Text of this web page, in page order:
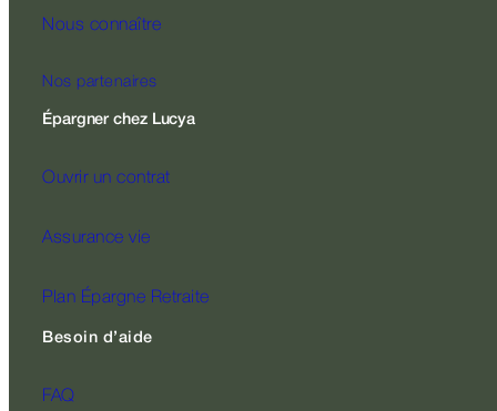
Nous connaître
Nos partenaires
Épargner chez Lucya
Ouvrir un contrat
Assurance vie
Plan Épargne Retraite
Besoin d’aide
FAQ